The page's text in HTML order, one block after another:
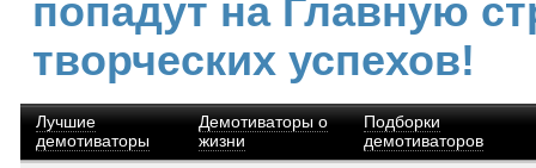
попадут на Главную
творческих успехов!
Лучшие
демотиваторы
Демотиваторы о
жизни
Подборки
демотиваторов